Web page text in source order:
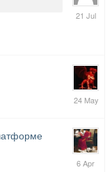
21
24
6